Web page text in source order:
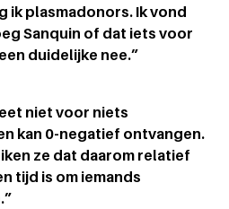
ik plasmadonors. Ik vond
Sanquin of dat iets voor
duidelijke nee.”
niet voor niets
kan 0-negatief ontvangen.
ze dat daarom relatief
tijd is om iemands